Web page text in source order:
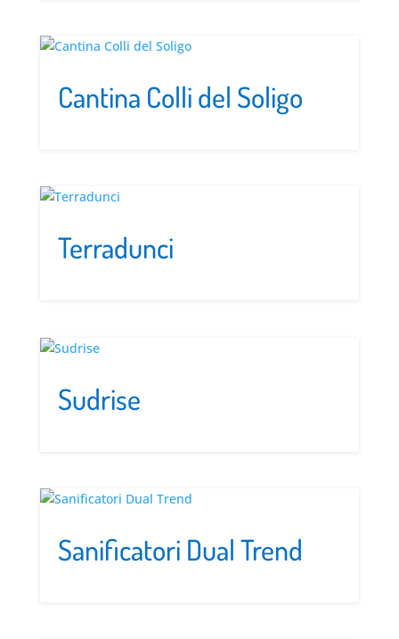
Cantina Colli del Soligo
Terradunci
Sudrise
Sanificatori Dual Trend